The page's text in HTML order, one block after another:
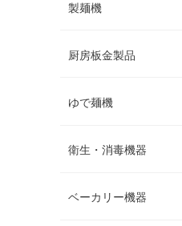
製麺機
厨房板金製品
ゆで麺機
衛生・消毒機器
ベーカリー機器